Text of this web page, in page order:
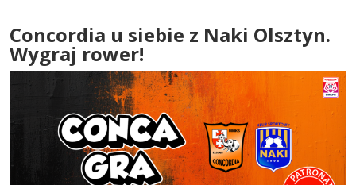
Concordia u siebie z Naki Olsztyn.
Wygraj rower!